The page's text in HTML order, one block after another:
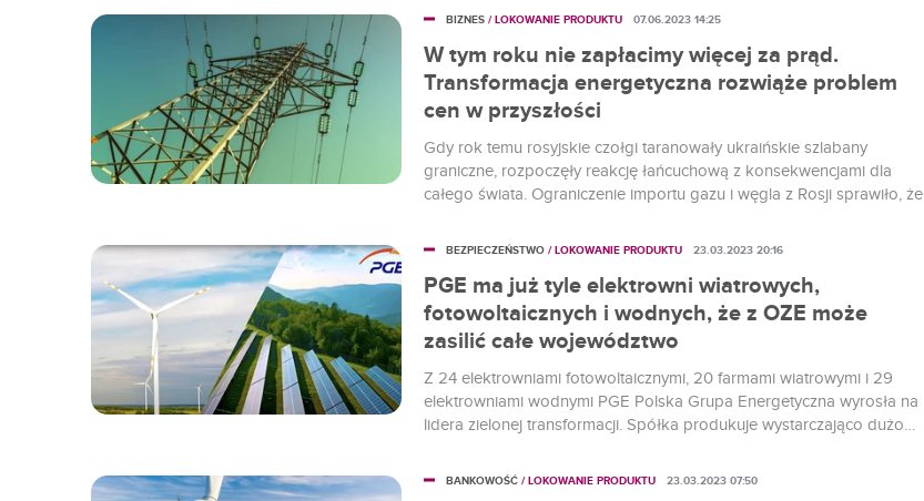
W tym roku nie zapłacimy więcej za prąd.
Transformacja energetyczna rozwiąże problem
cen w przyszłości
Gdy rok temu rosyjskie czołgi taranowały ukraińskie szlabany
graniczne, rozpoczęły reakcję łańcuchową z konsekwencjami dla
całego świata. Ograniczenie importu gazu i węgla z Rosji sprawiło, że
kremlowską zależnością można się bronić, a nawet ją wyeliminować.
sektora energetycznego zrzeszonych w ramach Polskiego Komitetu
Energii Elektrycznej.
BIZNES / LOKOWANIE PRODUKTU 07.06.2023 14:25
PGE ma już tyle elektrowni wiatrowych,
fotowoltaicznych i wodnych, że z OZE może
zasilić całe województwo
Z 24 elektrowniami fotowoltaicznymi, 20 farmami wiatrowymi i 29
elektrowniami wodnymi PGE Polska Grupa Energetyczna wyrosła na
lidera zielonej transformacji. Spółka produkuje wystarczająco dużo
ambitnych inwestycji, a do 2050 roku PGE chce osiągnąć pełną
BEZPIECZEŃSTWO / LOKOWANIE PRODUKTU 23.03.2023 20:16
BANKOWOŚĆ / LOKOWANIE PRODUKTU 23.03.2023 07:50